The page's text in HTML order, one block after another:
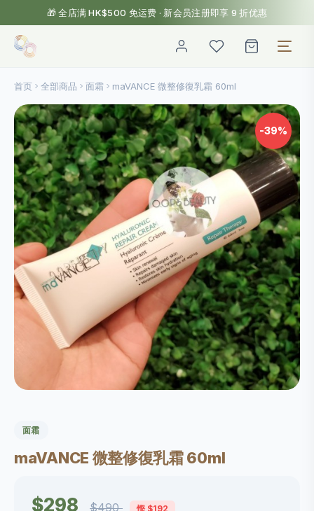
🎁 全店满 HK$500 免运费 · 新会员注册即享 9 折优惠
首页 全部商品 面霜 maVANCE 微整修復乳霜 60ml
-39%
面霜
maVANCE 微整修復乳霜 60ml
$298 $490 慳 $192